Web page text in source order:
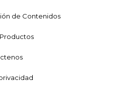
de Contenidos